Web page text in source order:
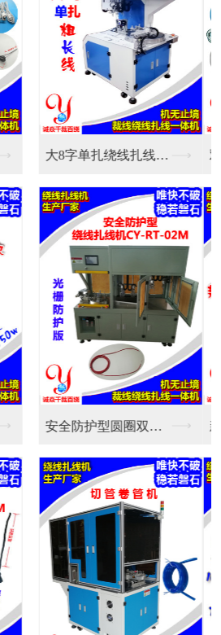
大8字单扎绕线扎线机...
安全防护型圆圈双扎绕...